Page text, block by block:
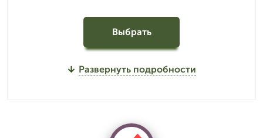
Выбрать
Развернуть подробности